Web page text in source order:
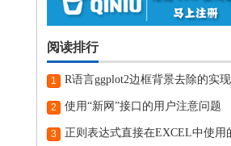
阅读排行
1 R语言ggplot2边框背景去除的实现
2 使用“新网”接口的用户注意问题
3
正则表达式直接在EXCEL中使用